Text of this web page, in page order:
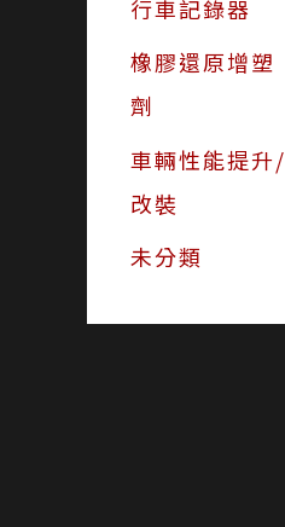
行車記錄器
橡膠還原增塑
劑
車輛性能提升/
改裝
未分類